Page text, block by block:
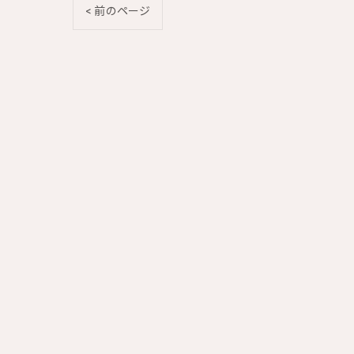
< 前のページ